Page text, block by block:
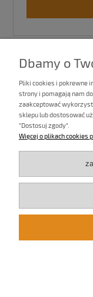
Kinkiet
Dbamy o
Pliki cookies i pokrewne
strony i pomagają nam
zaakceptować
sklepu lub dostosować
"Dostosuj zgody".
Więcej o plikach cookies